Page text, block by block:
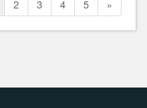
2 3 4 5 »